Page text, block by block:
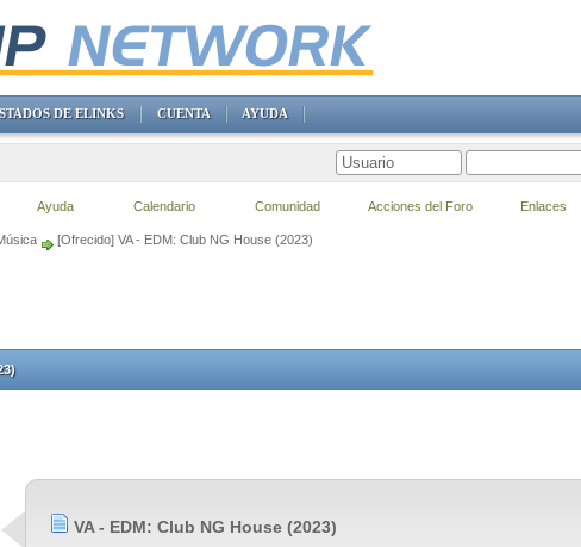
[Ofrecido] VA - EDM: Club NG House (2023)
VA - EDM: Club NG House (2023)
DE ELINKS CUENTA AYUDA
Ayuda Calendario Comunidad Acciones del Foro Enlaces